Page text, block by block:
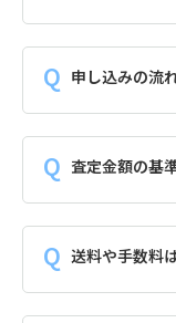
申し込みの流
査定金額の基
送料や手数料